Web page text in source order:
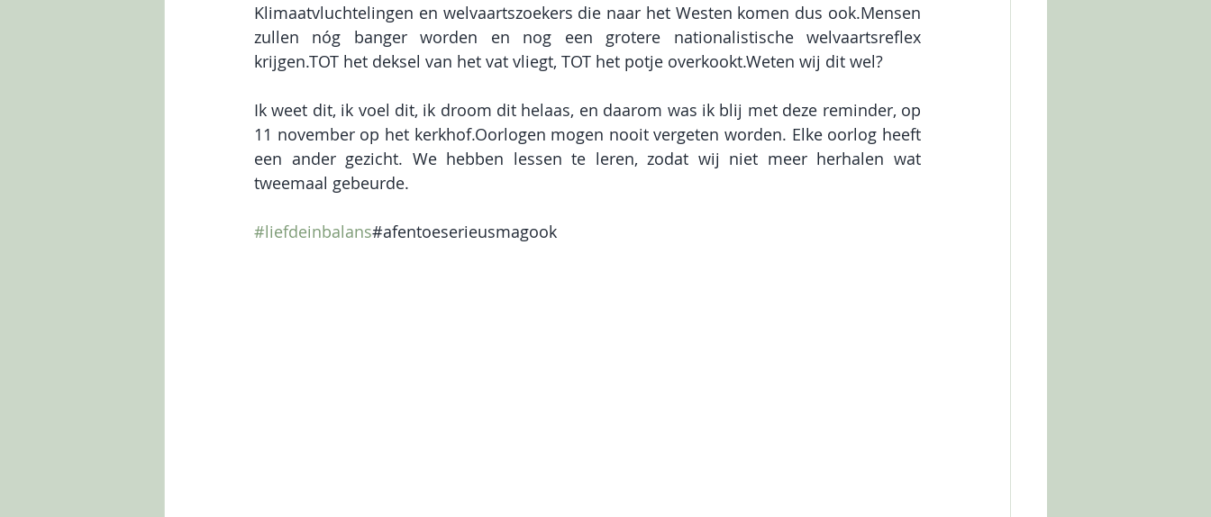
Klimaatvluchtelingen en welvaartszoekers die naar het Westen komen dus ook.Mensen
zullen nóg banger worden en nog een grotere nationalistische welvaartsreflex
krijgen.TOT het deksel van het vat vliegt, TOT het potje overkookt.Weten wij dit wel?
Ik weet dit, ik voel dit, ik droom dit helaas, en daarom was ik blij met deze reminder, op
11 november op het kerkhof.Oorlogen mogen nooit vergeten worden. Elke oorlog heeft
een ander gezicht. We hebben lessen te leren, zodat wij niet meer herhalen wat
tweemaal gebeurde.
#liefdeinbalans#afentoeserieusmagook